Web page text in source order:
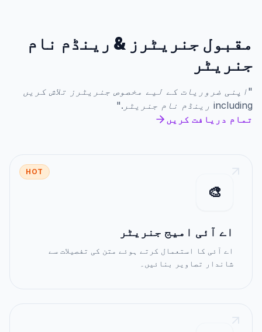
مقبول جنریٹرز & رینڈم نام
جنریٹر
"اپنی ضروریات کے لیے مخصوص جنریٹرز تلاش کریں
including رینڈم نام جنریٹر ."
تمام دریافت کریں
HOT
🎨
اے آئی امیج جنریٹر
اے آئی کا استعمال کرتے ہوئے متن کی تفصیلات سے
شاندار تصاویر بنائیں۔